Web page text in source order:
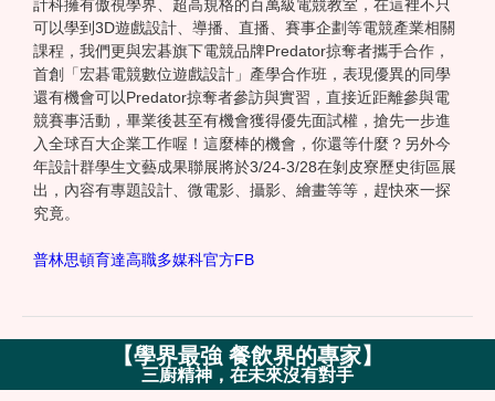
計科擁有傲視學界、超高規格的百萬級電競教室，在這裡不只
可以學到3D遊戲設計、導播、直播、賽事企劃等電競產業相關
課程，我們更與宏碁旗下電競品牌Predator掠奪者攜手合作，
首創「宏碁電競數位遊戲設計」產學合作班，表現優異的同學
還有機會可以Predator掠奪者參訪與實習，直接近距離參與電
競賽事活動，畢業後甚至有機會獲得優先面試權，搶先一步進
入全球百大企業工作喔！這麼棒的機會，你還等什麼？另外今
年設計群學生文藝成果聯展將於3/24-3/28在剝皮寮歷史街區展
出，內容有專題設計、微電影、攝影、繪畫等等，趕快來一探
究竟。
普林思頓育達高職多媒科官方FB
【學界最強 餐飲界的專家】
三廚精神，在未來沒有對手